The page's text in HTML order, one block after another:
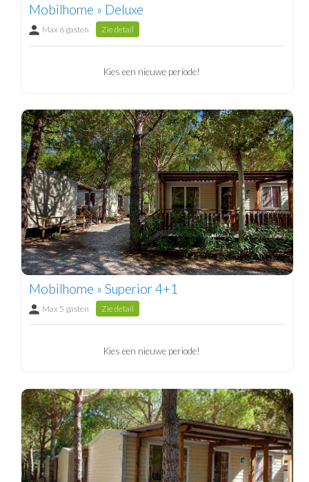
Mobilhome » Deluxe
Max 6 gasten Zie detail
Kies een nieuwe periode!
Mobilhome » Superior 4+1
Max 5 gasten Zie detail
Kies een nieuwe periode!